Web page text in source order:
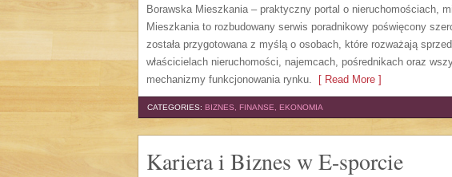
Borawska Mieszkania – praktyczny portal o nieruchomościach,
Mieszkania to rozbudowany serwis poradnikowy poświęcony
została przygotowana z myślą o osobach, które rozważają
właścicielach nieruchomości, najemcach, pośrednikach oraz
mechanizmy funkcjonowania rynku. [ Read More ]
CATEGORIES: BIZNES, FINANSE, EKONOMIA
Kariera i Biznes w E-sporcie